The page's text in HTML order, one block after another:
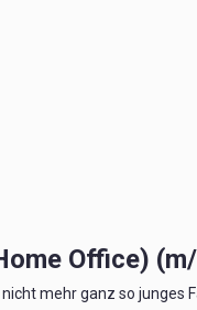
Office)
mehr ganz so